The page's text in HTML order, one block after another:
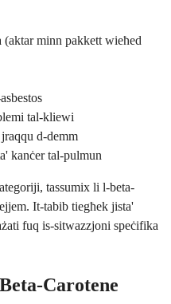
(aktar minn pakkett wieħed
tal-kliewi
d-demm
kanċer tal-pulmun
tassumix li l-beta-
It-tabib tiegħek jista'
fuq is-sitwazzjoni speċifika
Carotene